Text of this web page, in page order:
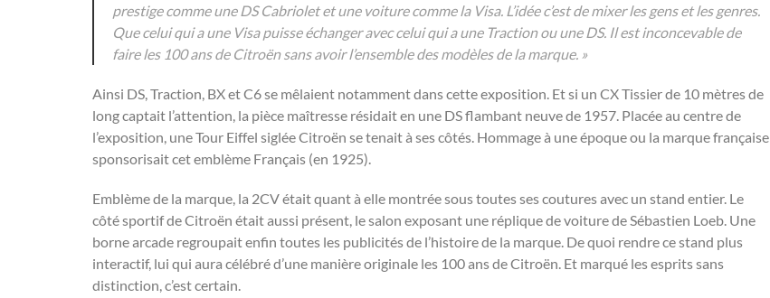
prestige comme une DS Cabriolet et une voiture comme la Visa. L’idée c’est de mixer les gens et les genres.
Que celui qui a une Visa puisse échanger avec celui qui a une Traction ou une DS. Il est inconcevable de
faire les 100 ans de Citroën sans avoir l’ensemble des modèles de la marque. »
Ainsi DS, Traction, BX et C6 se mêlaient notamment dans cette exposition. Et si un CX Tissier de 10 mètres de
long captait l’attention, la pièce maîtresse résidait en une DS flambant neuve de 1957. Placée au centre de
l’exposition, une Tour Eiffel siglée Citroën se tenait à ses côtés. Hommage à une époque ou la marque française
sponsorisait cet emblème Français (en 1925).
Emblème de la marque, la 2CV était quant à elle montrée sous toutes ses coutures avec un stand entier. Le
côté sportif de Citroën était aussi présent, le salon exposant une réplique de voiture de Sébastien Loeb. Une
borne arcade regroupait enfin toutes les publicités de l’histoire de la marque. De quoi rendre ce stand plus
interactif, lui qui aura célébré d’une manière originale les 100 ans de Citroën. Et marqué les esprits sans
distinction, c’est certain.